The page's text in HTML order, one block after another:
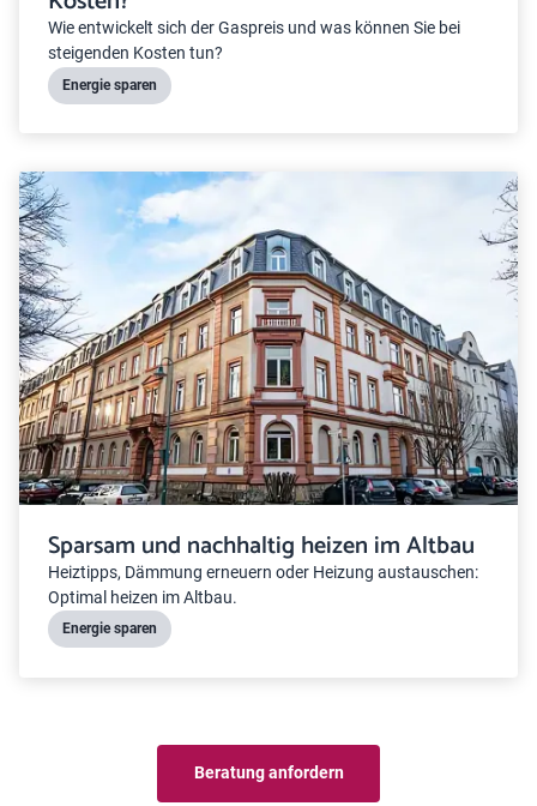
Wie entwickelt sich der Gaspreis und was können Sie bei
steigenden Kosten tun?
Energie sparen
Sparsam und nachhaltig heizen im Altbau
Heiztipps, Dämmung erneuern oder Heizung austauschen:
Optimal heizen im Altbau.
Energie sparen
Beratung anfordern